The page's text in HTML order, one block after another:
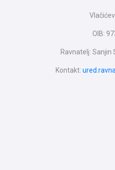
OIB:
Ravnatelj: Sanjin
Kontakt: